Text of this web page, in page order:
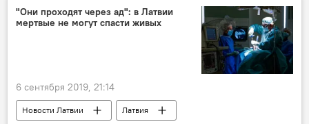
"Они проходят через ад": в Латвии
мертвые не могут спасти живых
6 сентября 2019, 21:14
Новости Латвии
Латвия